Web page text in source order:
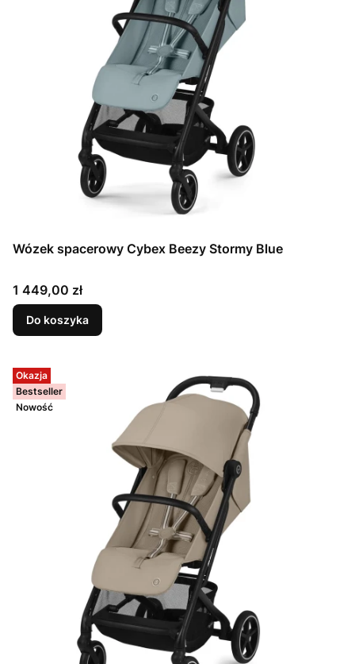
Wózek spacerowy Cybex Beezy Stormy Blue
Cena
1 449,00 zł
Do koszyka
Okazja
Bestseller
Nowość